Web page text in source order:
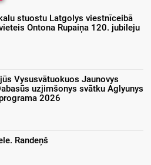
stuostu Latgolys viestnīceibā
Ontona Rupaiņa 120. jubileju
Vysusvātuokuos Jaunovys
uzjimšonys svātku Aglyunys
2026
Randeņš